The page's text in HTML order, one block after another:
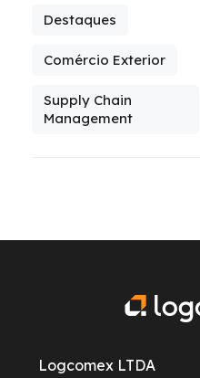
Destaques
Comércio Exterior
Supply Chain
Management
Logcomex LTDA